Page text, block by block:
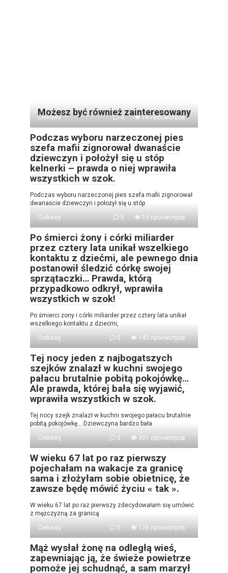
Możesz być również zainteresowany
Ciekawy 0 18 просмотров
Podczas wyboru narzeczonej pies
szefa mafii zignorował dwanaście
dziewczyn i położył się u stóp
kelnerki – prawda o niej wprawiła
wszystkich w szok.
Podczas wyboru narzeczonej pies szefa mafii zignorował
dwanaście dziewczyn i położył się u stóp
Ciekawy
0 15 просмотров
Po śmierci żony i córki miliarder
przez cztery lata unikał wszelkiego
kontaktu z dziećmi, ale pewnego dnia
postanowił śledzić córkę swojej
sprzątaczki… Prawda, którą
przypadkowo odkrył, wprawiła
wszystkich w szok!
Po śmierci żony i córki miliarder przez cztery lata unikał
wszelkiego kontaktu z dziećmi,
Ciekawy
0 143 просмотров
Tej nocy jeden z najbogatszych
szejków znalazł w kuchni swojego
pałacu brutalnie pobitą pokojówkę…
Ale prawda, której bała się wyjawić,
wprawiła wszystkich w szok.
Tej nocy szejk znalazł w kuchni swojego pałacu brutalnie
pobitą pokojówkę… Dziewczyna bardzo bała
Ciekawy
0 301 просмотров
W wieku 67 lat po raz pierwszy
pojechałam na wakacje za granicę
sama i złożyłam sobie obietnicę, że
zawsze będę mówić życiu « tak ».
W wieku 67 lat po raz pierwszy zdecydowałam się umówić
z mężczyzną za granicą
Ciekawy
0 126 просмотров
Mąż wysłał żonę na odległą wieś,
zapewniając ją, że świeże powietrze
pomoże jej schudnąć, a sam marzył